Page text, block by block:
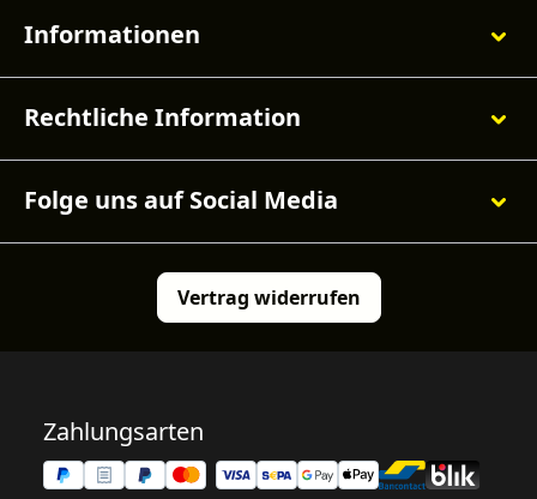
Informationen
Rechtliche Information
Folge uns auf Social Media
Vertrag widerrufen
Zahlungsarten